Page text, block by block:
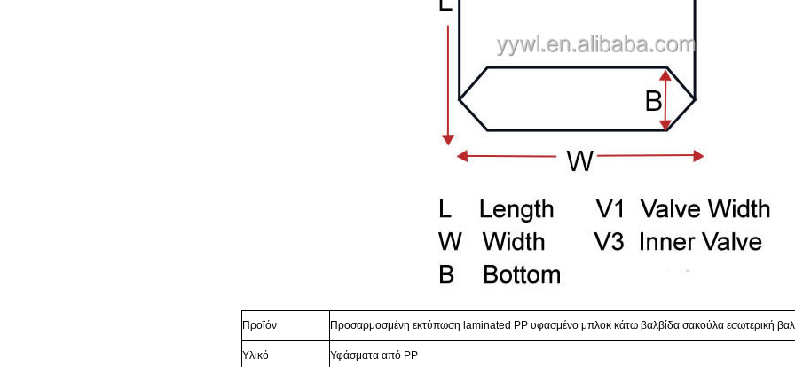
Προϊόν Προσαρμοσμένη εκτύπωση laminated PP υφασμένο μπλοκ κάτω βαλβίδα σακούλα εσωτερική
Υλικό Υφάσματα από PP